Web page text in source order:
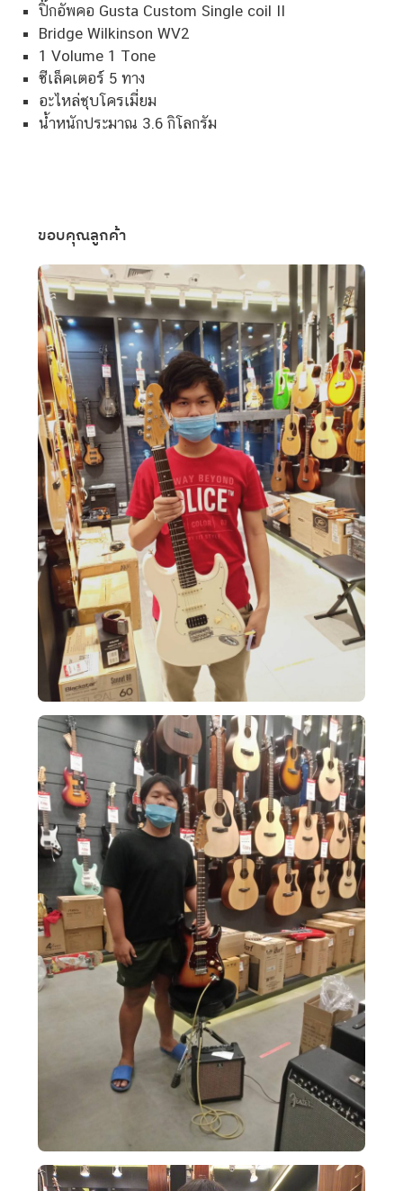
ปิ๊กอัพคอ Gusta Custom Single coil II
Bridge Wilkinson WV2
1 Volume 1 Tone
ซีเล็คเตอร์ 5 ทาง
อะไหล่ชุบโครเมี่ยม
น้ำหนักประมาณ 3.6 กิโลกรัม
ขอบคุณลูกค้า